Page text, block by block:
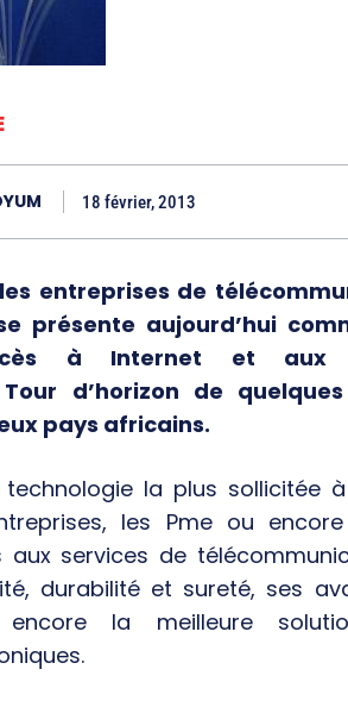
18 février, 2013
entreprises de
présente aujourd’hui
à Internet et aux
Tour d’horizon de
pays africains.
la plus sollicitée
les Pme ou
services de
durabilité et sureté, ses
la meilleure